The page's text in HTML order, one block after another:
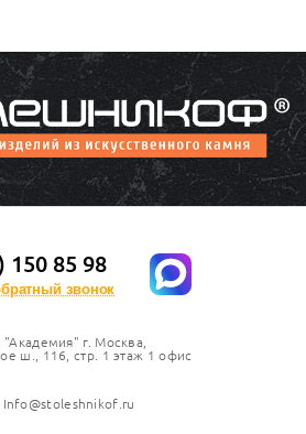
150 85 98
звонок
"Академия" г. Москва,
ш., 116, стр. 1 этаж 1 офис
Info@stoleshnikof.ru